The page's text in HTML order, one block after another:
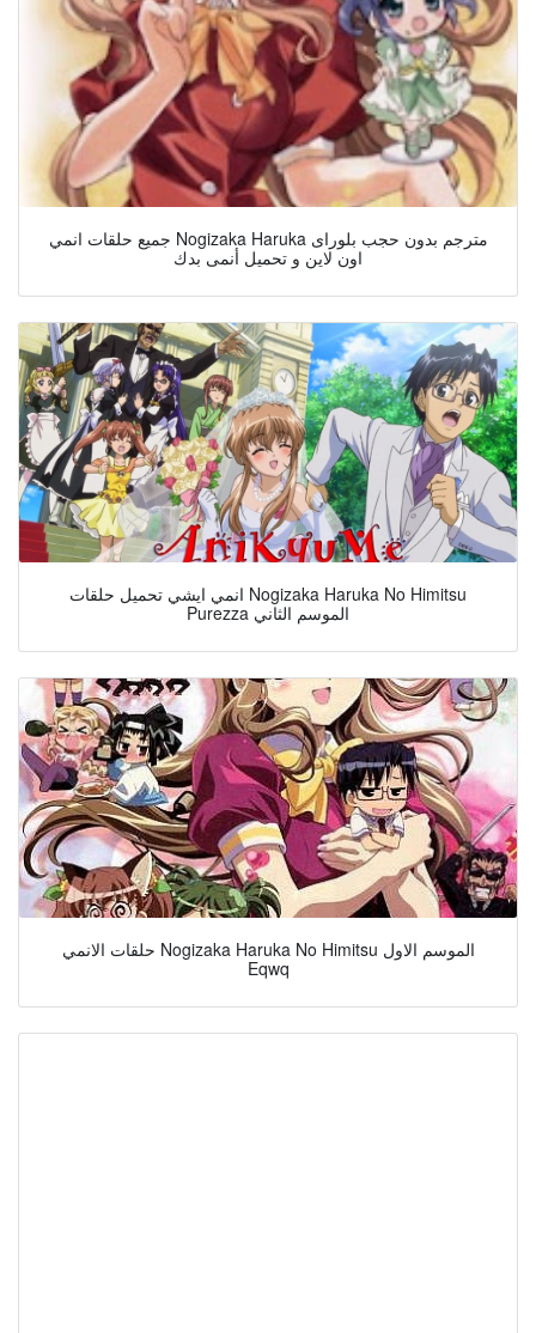
جميع حلقات انمي Nogizaka Haruka مترجم بدون حجب بلوراى
اون لاين و تحميل أنمى بدك
انمي ايشي تحميل حلقات Nogizaka Haruka No Himitsu
Purezza الموسم الثاني
حلقات الانمي Nogizaka Haruka No Himitsu الموسم الاول
Eqwq